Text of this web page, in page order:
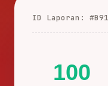
ID Laporan:
100